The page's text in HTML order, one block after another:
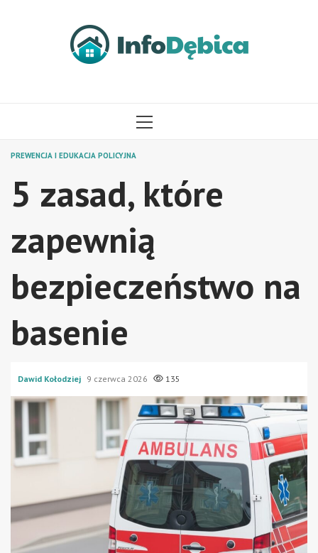
MENU
PREWENCJA I EDUKACJA POLICYJNA
5 zasad, które
zapewnią
bezpieczeństwo na
basenie
Dawid Kołodziej 9 czerwca 2026 135